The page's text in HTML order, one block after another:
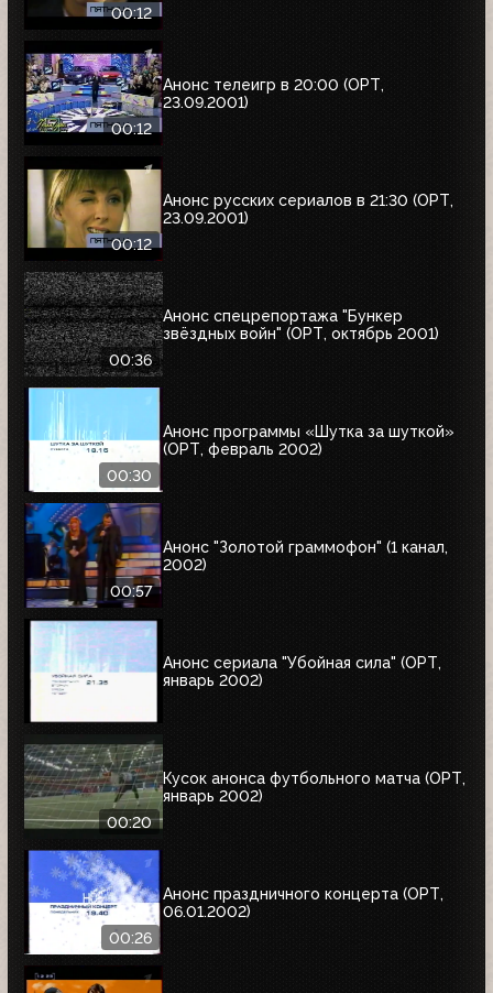
00:12
00:12
Анонс телеигр в 20:00 (ОРТ,
23.09.2001)
00:12
Анонс русских сериалов в 21:30 (ОРТ,
23.09.2001)
00:36
Анонс спецрепортажа "Бункер
звёздных войн" (ОРТ, октябрь 2001)
00:30
Анонс программы «Шутка за шуткой»
(ОРТ, февраль 2002)
00:57
Анонс "Золотой граммофон" (1 канал,
2002)
Анонс сериала "Убойная сила" (ОРТ,
январь 2002)
00:20
Кусок анонса футбольного матча (ОРТ,
январь 2002)
00:26
Анонс праздничного концерта (ОРТ,
06.01.2002)